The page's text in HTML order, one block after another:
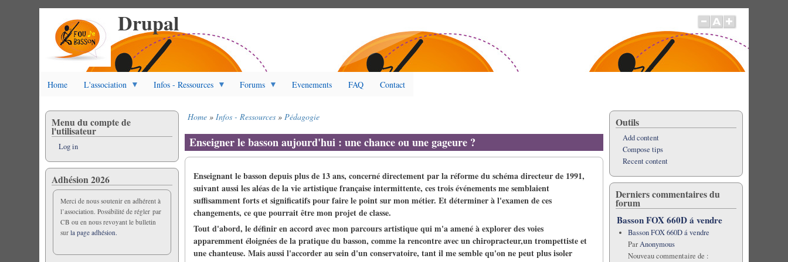
Drupal
Home L'association Infos - Ressources Forums Evenements FAQ Contact
Home Infos - Ressources Pédagogie
Enseigner le basson aujourd'hui : une chance ou une gageure ?
Enseignant le basson depuis plus de 13 ans, concerné directement par la réforme du schéma directeur de 1991,
suivant aussi les aléas de la vie artistique française intermittente, ces trois événements me semblaient
suffisamment forts et significatifs pour faire le point sur mon métier. Et déterminer à l'examen de ces
changements, ce que pourrait être mon projet de classe.
Tout d'abord, le définir en accord avec mon parcours artistique qui m'a amené à explorer des voies
apparemment éloignées de la pratique du basson, comme la rencontre avec un chiropracteur,un trompettiste et
une chanteuse. Mais aussi l'accorder au sein d'un conservatoire, tant il me semble qu'on ne peut plus isoler
Menu du compte de
l'utilisateur
Log in
Adhésion 2026
Merci de nous soutenir en adhérent à
l’association. Possibilité de régler par
CB ou en nous revoyant le bulletin
surla page adhésion.
Outils
Add content
Compose tips
Recent content
Derniers commentaires du
forum
Basson FOX 660D á vendre
Basson FOX 660D á vendre
ParAnonymous
Nouveau commentaire de :